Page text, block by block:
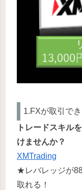
1.FXが取引で
トレードスキル
けませんか？
XMTrading
★レバレッジが
取れる！